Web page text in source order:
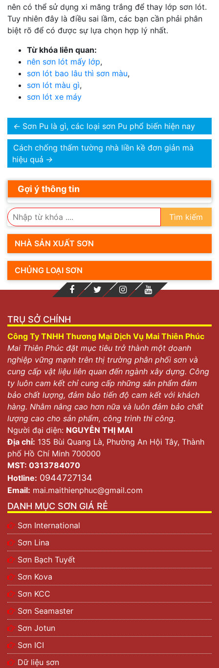
nên có thể sử dụng xi măng trắng để thay lớp sơn lót.
Tuy nhiên đây là điều sai lầm, các bạn cần phải phân
biệt rõ để có được sự lựa chọn hợp lý nhất.
Từ khóa liên quan:
nên sơn lót mấy lớp,
sơn lót bao lâu thì sơn màu,
sơn lót màu gì,
sơn lót xe máy
← Sơn Pu là gì, các loại sơn Pu phổ biến hiện nay
Cách chống thấm tường nhà liền kề đơn giản mà
hiệu quả →
Gợi ý thông tin
Tìm kiếm
NHÀ SẢN XUẤT SƠN
CHỦNG LOẠI SƠN
TRỤ SỞ CHÍNH
Công Ty TNHH Thương Mại Dịch Vụ Mai Thiên Phúc
Mai Thiên Phúc đặt mục tiêu trở thành một doanh
nghiệp vững mạnh trên thị trường phân phối sơn và
cung cấp vật liệu liên quan đến ngành xây dựng. Công
ty luôn cam kết chỉ cung cấp những sản phẩm đảm
bảo chất lượng, đảm bảo tiến độ cam kết với khách
hàng. Nhằm nâng cao hơn nữa và luôn đảm bảo chất
lượng cao cho sản phẩm, công trình thi công.
Người đại diện: NGUYỄN THỊ MAI
Địa chỉ: 135 Bùi Quang Là, Phường An Hội Tây, Thành
phố Hồ Chí Minh 700000
MST: 0313784070
Hotline: 0944727134
Email: mai.maithienphuc@gmail.com
DANH MỤC SƠN GIÁ RẺ
Sơn International
Sơn Lina
Sơn Bạch Tuyết
Sơn Kova
Sơn KCC
Sơn Seamaster
Sơn Jotun
Sơn ICI
Dữ liệu sơn